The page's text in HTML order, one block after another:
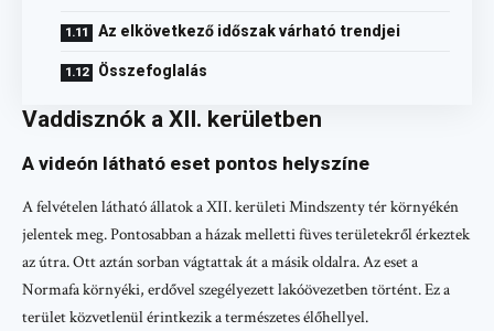
Az elkövetkező időszak várható trendjei
Összefoglalás
Vaddisznók a XII. kerületben
A videón látható eset pontos helyszíne
A felvételen látható állatok a XII. kerületi Mindszenty tér környékén
jelentek meg. Pontosabban a házak melletti füves területekről érkeztek
az útra. Ott aztán sorban vágtattak át a másik oldalra. Az eset a
Normafa környéki, erdővel szegélyezett lakóövezetben történt. Ez a
terület közvetlenül érintkezik a természetes élőhellyel.